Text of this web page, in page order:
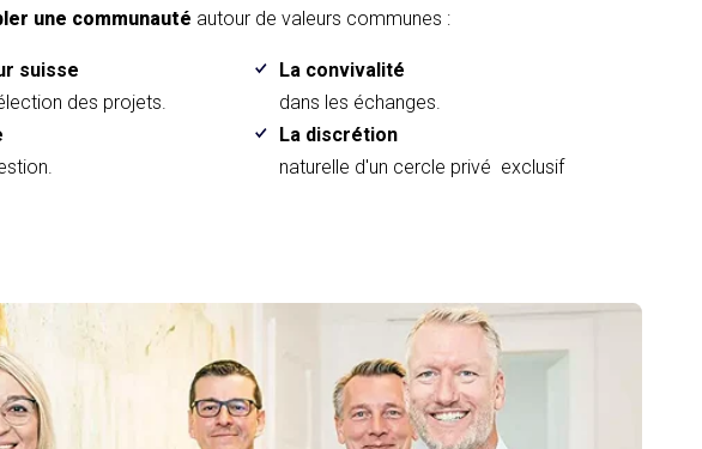
une communauté autour de valeurs communes :
suisse
des projets.
La convivalité
dans les échanges.
La discrétion
naturelle d'un cercle privé exclusif